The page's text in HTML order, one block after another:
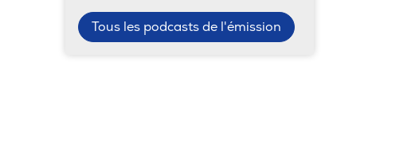
Tous les podcasts de l'émission